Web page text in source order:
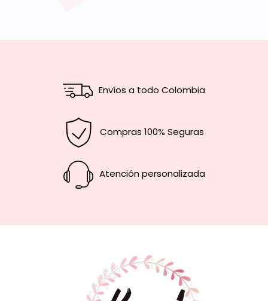
Envíos a todo Colombia
Compras 100% Seguras
Atención personalizada